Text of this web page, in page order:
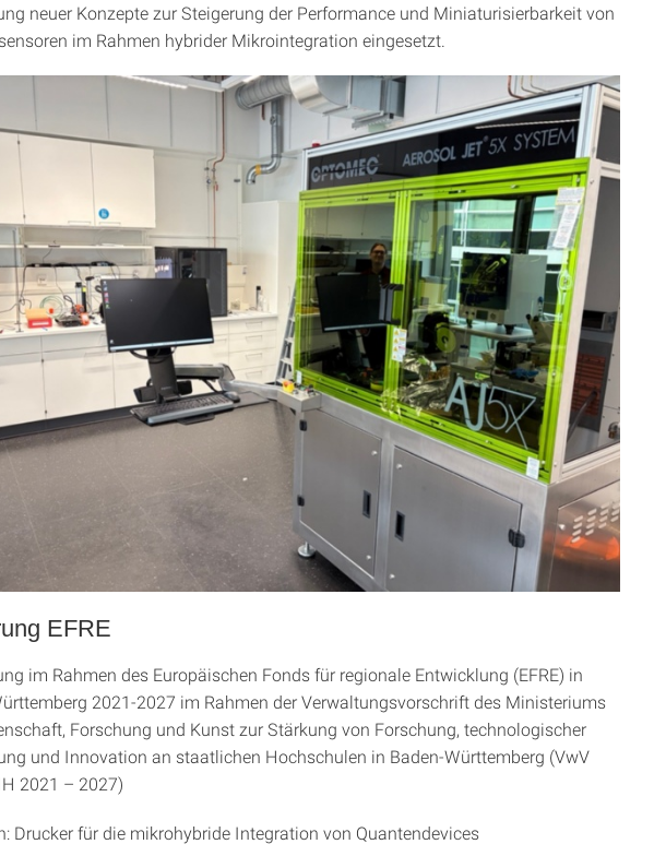
neuer Konzepte zur Steigerung der Performance und Miniaturisierbarkeit von
im Rahmen hybrider Mikrointegration eingesetzt.
EFRE
im Rahmen des Europäischen Fonds für regionale Entwicklung (EFRE) in
2021-2027 im Rahmen der Verwaltungsvorschrift des Ministeriums
Forschung und Kunst zur Stärkung von Forschung, technologischer
und Innovation an staatlichen Hochschulen in Baden-Württemberg (VwV
2021 – 2027)
Drucker für die mikrohybride Integration von Quantendevices